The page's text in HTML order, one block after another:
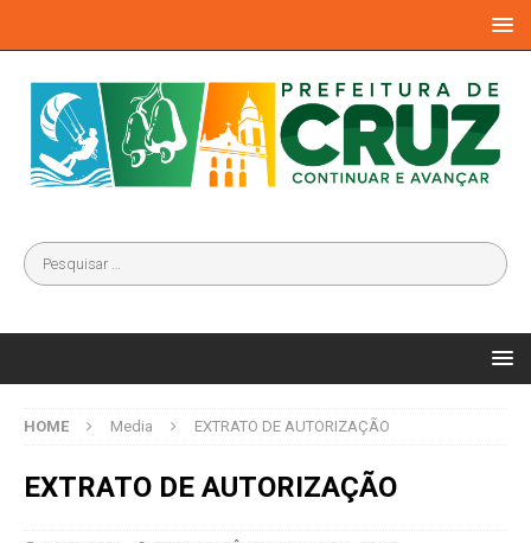
HOME Media EXTRATO DE AUTORIZAÇÃO
EXTRATO DE AUTORIZAÇÃO